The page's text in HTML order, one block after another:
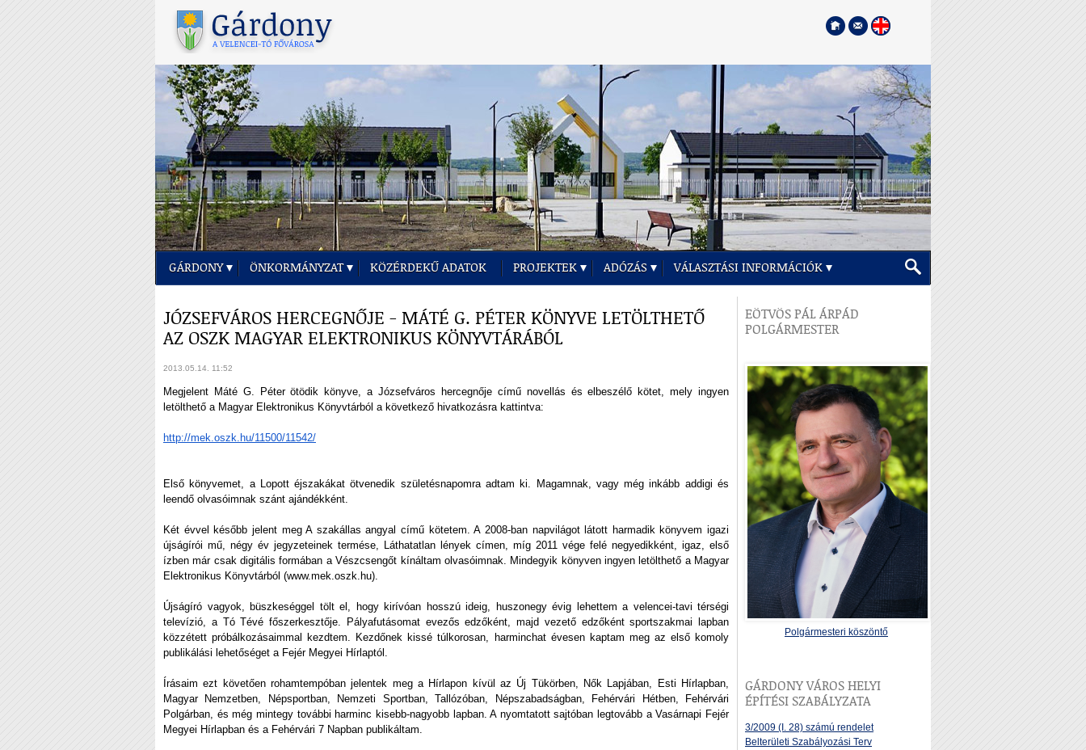
GÁRDONY ÖNKORMÁNYZAT KÖZÉRDEKŰ ADATOK PROJEKTEK ADÓZÁS VÁLASZTÁSI INFORMÁCIÓK
JÓZSEFVÁROS HERCEGNŐJE - MÁTÉ G. PÉTER KÖNYVE LETÖLTHETŐ
AZ OSZK MAGYAR ELEKTRONIKUS KÖNYVTÁRÁBÓL
2013.05.14. 11:52
Megjelent Máté G. Péter ötödik könyve, a Józsefváros hercegnője című novellás és elbeszélő kötet, mely ingyen
letölthető a Magyar Elektronikus Könyvtárból a következő hivatkozásra kattintva:
http://mek.oszk.hu/11500/11542/
Első könyvemet, a Lopott éjszakákat ötvenedik születésnapomra adtam ki. Magamnak, vagy még inkább addigi és
leendő olvasóimnak szánt ajándékként.
Két évvel később jelent meg A szakállas angyal című kötetem. A 2008-ban napvilágot látott harmadik könyvem igazi
újságírói mű, négy év jegyzeteinek termése, Láthatatlan lények címen, míg 2011 vége felé negyedikként, igaz, első
ízben már csak digitális formában a Vészcsengőt kínáltam olvasóimnak. Mindegyik könyven ingyen letölthető a Magyar
Elektronikus Könyvtárból (www.mek.oszk.hu).
Újságíró vagyok, büszkeséggel tölt el, hogy kirívóan hosszú ideig, huszonegy évig lehettem a velencei-tavi térségi
televízió, a Tó Tévé főszerkesztője. Pályafutásomat evezős edzőként, majd vezető edzőként sportszakmai lapban
közzétett próbálkozásaimmal kezdtem. Kezdőnek kissé túlkorosan, harminchat évesen kaptam meg az első komoly
publikálási lehetőséget a Fejér Megyei Hírlaptól.
Írásaim ezt követően rohamtempóban jelentek meg a Hírlapon kívül az Új Tükörben, Nők Lapjában, Esti Hírlapban,
Magyar Nemzetben, Népsportban, Nemzeti Sportban, Tallózóban, Népszabadságban, Fehérvári Hétben, Fehérvári
Polgárban, és még mintegy további harminc kisebb-nagyobb lapban. A nyomtatott sajtóban legtovább a Vasárnapi Fejér
Megyei Hírlapban és a Fehérvári 7 Napban publikáltam.
EÖTVÖS PÁL ÁRPÁD
POLGÁRMESTER
Polgármesteri köszöntő
GÁRDONY VÁROS HELYI
ÉPÍTÉSI SZABÁLYZATA
3/2009 (I. 28) számú rendelet
Belterületi Szabályozási Terv